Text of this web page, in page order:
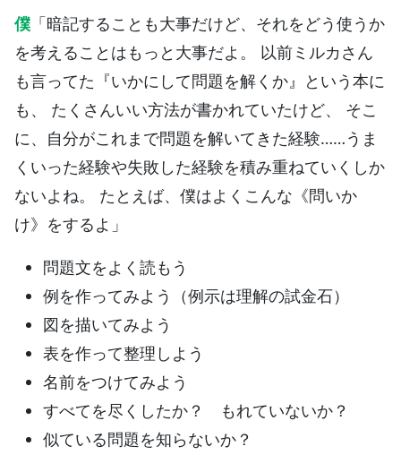
僕 「暗記することも大事だけど、それをどう使うか
を考えることはもっと大事だよ。 以前ミルカさん
も言ってた『いかにして問題を解くか』という本に
も、 たくさんいい方法が書かれていたけど、 そこ
に、自分がこれまで問題を解いてきた経験……うま
くいった経験や失敗した経験を積み重ねていくしか
ないよね。 たとえば、僕はよくこんな《問いか
け》をするよ」
問題文をよく読もう
例を作ってみよう（例示は理解の試金石）
図を描いてみよう
表を作って整理しよう
名前をつけてみよう
すべてを尽くしたか？ もれていないか？
似ている問題を知らないか？